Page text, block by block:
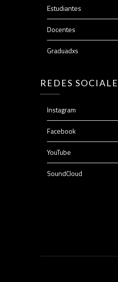
Estudiantes
Docentes
Graduadxs
REDES
Instagram
Facebook
YouTube
SoundCloud